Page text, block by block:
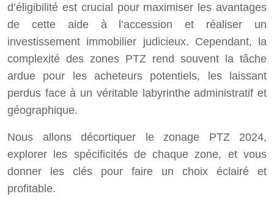
d’éligibilité est crucial pour maximiser les avantages
de cette aide à l’accession et réaliser un
investissement immobilier judicieux. Cependant, la
complexité des zones PTZ rend souvent la tâche
ardue pour les acheteurs potentiels, les laissant
perdus face à un véritable labyrinthe administratif et
géographique.
Nous allons décortiquer le zonage PTZ 2024,
explorer les spécificités de chaque zone, et vous
donner les clés pour faire un choix éclairé et
profitable.